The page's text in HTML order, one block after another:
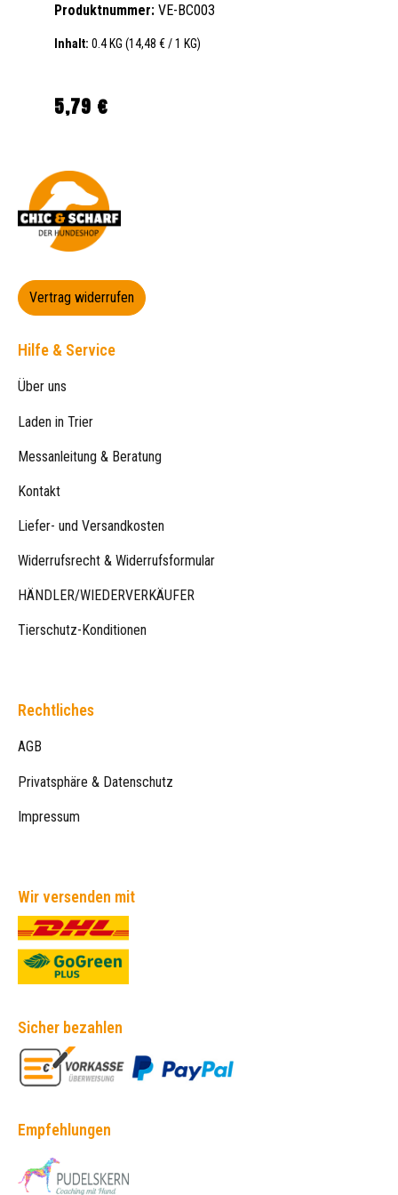
Produktnummer: VE-BC003
Inhalt: 0.4 KG (14,48 € / 1 KG)
Regulärer Preis:
5,79 €
Vertrag widerrufen
Hilfe & Service
Über uns
Laden in Trier
Messanleitung & Beratung
Kontakt
Liefer- und Versandkosten
Widerrufsrecht & Widerrufsformular
HÄNDLER/WIEDERVERKÄUFER
Tierschutz-Konditionen
Rechtliches
AGB
Privatsphäre & Datenschutz
Impressum
Wir versenden mit
Sicher bezahlen
Empfehlungen